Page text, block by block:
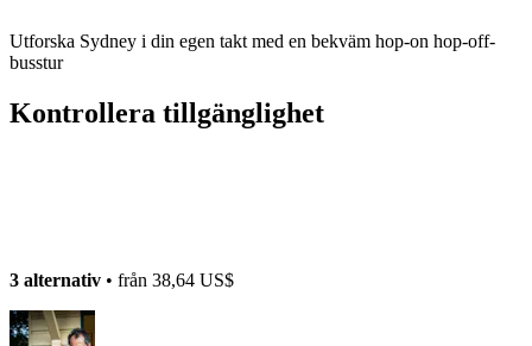
Utforska Sydney i din egen takt med en bekväm hop-on hop-off-
busstur
Kontrollera tillgänglighet
3 alternativ • från 38,64 US$